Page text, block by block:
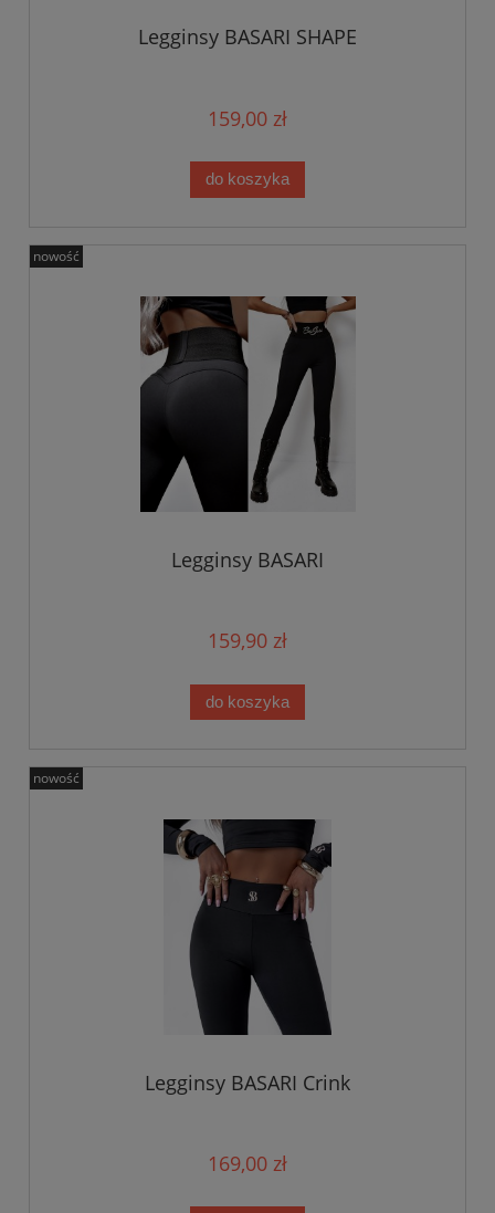
Legginsy BASARI SHAPE
159,00 zł
do koszyka
Legginsy BASARI
159,90 zł
do koszyka
nowość
Legginsy BASARI Crink
169,00 zł
nowość